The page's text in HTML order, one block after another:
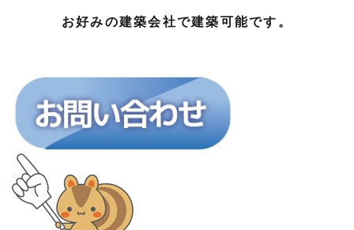
お好みの建築会社で建築可能です。